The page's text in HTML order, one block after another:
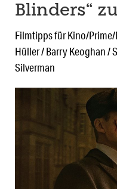
Blinders“ zu
Filmtipps für Kino/
Hüller / Barry Keoghan /
Silverman